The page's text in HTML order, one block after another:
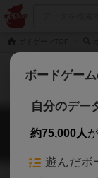
ボードゲー
自分のデー
約75,000人
遊んだボ